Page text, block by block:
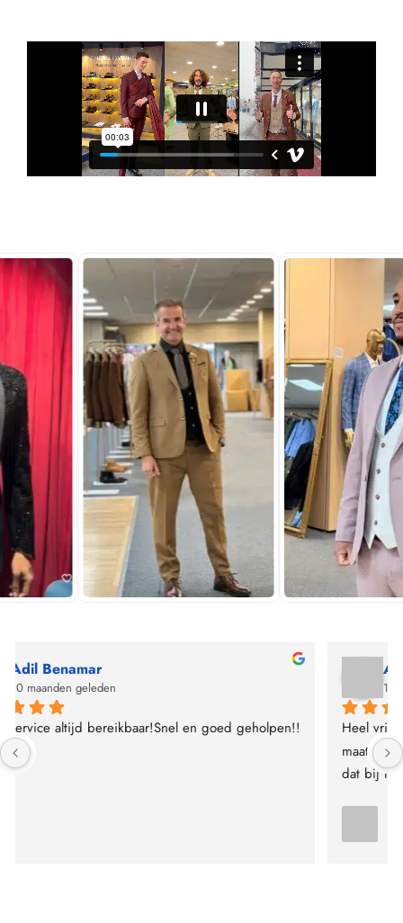
Arez Hoessein
10 maanden geleden
Heel vriendelijk geholpen en pak naar mijn smaak en
maat. Zeker een aanrader er is voor iedereen wel wat